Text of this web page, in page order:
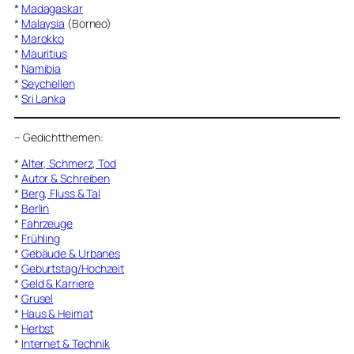
* Madagaskar
* Malaysia (Borneo)
* Marokko
* Mauritius
* Namibia
* Seychellen
* Sri Lanka
– Gedichtthemen:
* Alter, Schmerz, Tod
* Autor & Schreiben
* Berg, Fluss & Tal
* Berlin
* Fahrzeuge
* Frühling
* Gebäude & Urbanes
* Geburtstag/Hochzeit
* Geld & Karriere
* Grusel
* Haus & Heimat
* Herbst
* Internet & Technik